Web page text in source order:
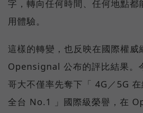
字，轉向任何時間、任何地點都
用體驗。
這樣的轉變，也反映在國際權威
Opensignal 公布的評比結果。
哥大不僅率先奪下「 4G／5G 在
全台 No.1 」國際級榮譽，在